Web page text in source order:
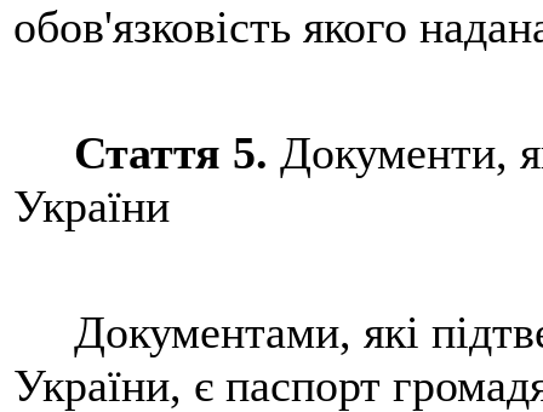
обов'язковість якого
Стаття 5. Документи,
України
Документами, які
України, є паспорт